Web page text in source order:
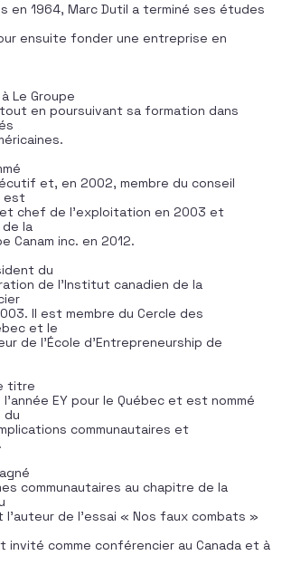
en 1964, Marc Dutil a terminé ses études
ensuite fonder une entreprise en
Le Groupe
tout en poursuivant sa formation dans
et, en 2002, membre du conseil
est
chef de l’exploitation en 2003 et
la
Canam inc. en 2012.
du
de l’Institut canadien de la
Il est membre du Cercle des
et le
de l’École d’Entrepreneurship de
titre
EY pour le Québec et est nommé
du
communautaires et
communautaires au chapitre de la
de l’essai « Nos faux combats »
invité comme conférencier au Canada et à